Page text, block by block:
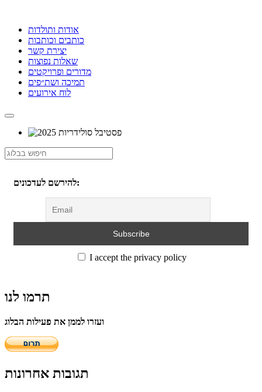
אודות ותולדות
כותבים וכותבות
יצירת קשר
שאלות נפוצות
מדורים ופרויקטים
תמיכה ושת״פים
לוח אירועים
להירשם לעדכונים:
I accept the privacy policy
תרמו לנו
ועזרו לממן את פעילות הבלוג
תגובות אחרונות